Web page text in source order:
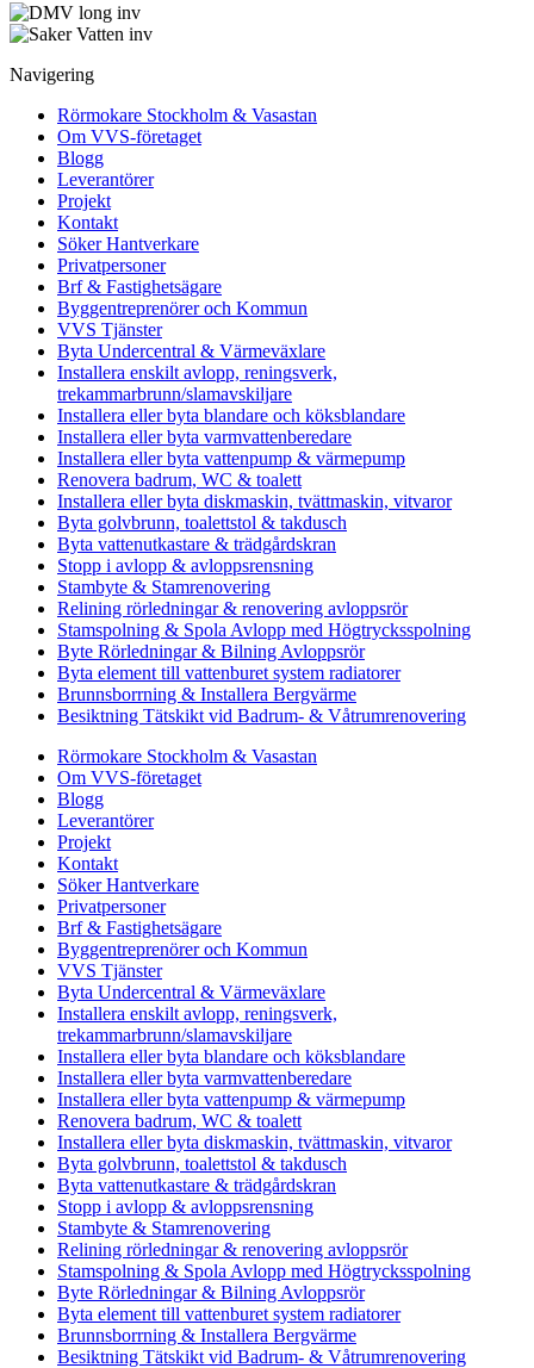
Navigering
Rörmokare Stockholm & Vasastan
Om VVS-företaget
Blogg
Leverantörer
Projekt
Kontakt
Söker Hantverkare
Privatpersoner
Brf & Fastighetsägare
Byggentreprenörer och Kommun
VVS Tjänster
Byta Undercentral & Värmeväxlare
Installera enskilt avlopp, reningsverk,
trekammarbrunn/slamavskiljare
Installera eller byta blandare och köksblandare
Installera eller byta varmvattenberedare
Installera eller byta vattenpump & värmepump
Renovera badrum, WC & toalett
Installera eller byta diskmaskin, tvättmaskin, vitvaror
Byta golvbrunn, toalettstol & takdusch
Byta vattenutkastare & trädgårdskran
Stopp i avlopp & avloppsrensning
Stambyte & Stamrenovering
Relining rörledningar & renovering avloppsrör
Stamspolning & Spola Avlopp med Högtrycksspolning
Byte Rörledningar & Bilning Avloppsrör
Byta element till vattenburet system radiatorer
Brunnsborrning & Installera Bergvärme
Besiktning Tätskikt vid Badrum- & Våtrumrenovering
Rörmokare Stockholm & Vasastan
Om VVS-företaget
Blogg
Leverantörer
Projekt
Kontakt
Söker Hantverkare
Privatpersoner
Brf & Fastighetsägare
Byggentreprenörer och Kommun
VVS Tjänster
Byta Undercentral & Värmeväxlare
Installera enskilt avlopp, reningsverk,
trekammarbrunn/slamavskiljare
Installera eller byta blandare och köksblandare
Installera eller byta varmvattenberedare
Installera eller byta vattenpump & värmepump
Renovera badrum, WC & toalett
Installera eller byta diskmaskin, tvättmaskin, vitvaror
Byta golvbrunn, toalettstol & takdusch
Byta vattenutkastare & trädgårdskran
Stopp i avlopp & avloppsrensning
Stambyte & Stamrenovering
Relining rörledningar & renovering avloppsrör
Stamspolning & Spola Avlopp med Högtrycksspolning
Byte Rörledningar & Bilning Avloppsrör
Byta element till vattenburet system radiatorer
Brunnsborrning & Installera Bergvärme
Besiktning Tätskikt vid Badrum- & Våtrumrenovering